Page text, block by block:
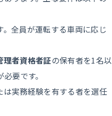
。全員が運転する車両に応じ
理者資格者証の保有者を1名以
要です。
は実務経験を有する者を選任